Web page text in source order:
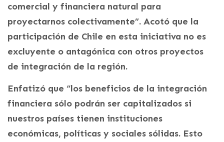
comercial y financiera natural para
proyectarnos colectivamente”. Acotó que la
participación de Chile en esta iniciativa no es
excluyente o antagónica con otros proyectos
de integración de la región.
Enfatizó que “los beneficios de la integración
financiera sólo podrán ser capitalizados si
nuestros países tienen instituciones
económicas, políticas y sociales sólidas. Esto